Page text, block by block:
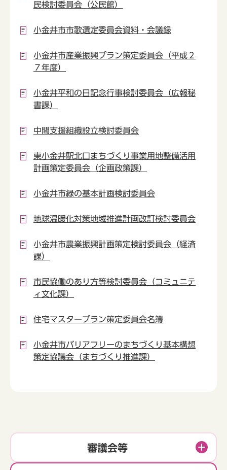
民検討委員会（公民館）
小金井市市歌選定委員会資料・会議録
小金井市産業振興プラン策定委員会（平成２
７年度）
小金井平和の日記念行事検討委員会（広報秘
書課）
中間支援組織設立検討委員会
東小金井駅北口まちづくり事業用地整備活用
計画策定委員会（企画政策課）
小金井市緑の基本計画検討委員会
地球温暖化対策地域推進計画改訂検討委員会
小金井市農業振興計画策定検討委員会（経済
課）
市民協働のあり方等検討委員会（コミュニテ
ィ文化課）
住宅マスタープラン策定委員会名簿
小金井市バリアフリーのまちづくり基本構想
策定協議会（まちづくり推進課）
審議会等